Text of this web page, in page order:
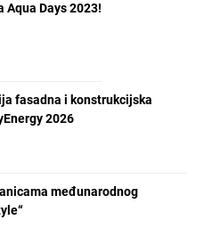
Aqua Days 2023!
fasadna i konstrukcijska
2026
međunarodnog